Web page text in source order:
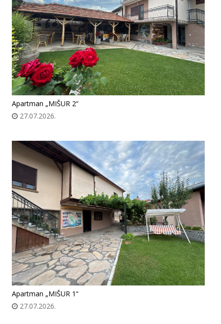
Apartman „MIŠUR 2“
27.07.2026.
Apartman „MIŠUR 1“
27.07.2026.